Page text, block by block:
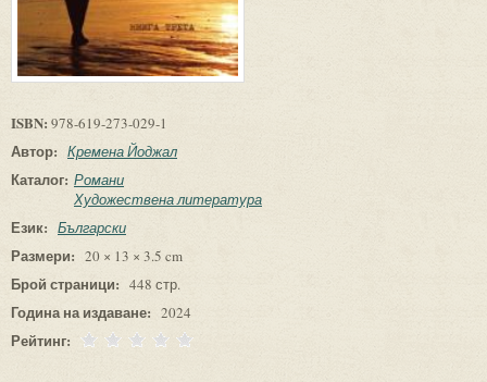
ISBN: 978-619-273-029-1
Автор: Кремена Йоджал
Каталог: Романи
Художествена литература
Език: Български
Размери: 20 × 13 × 3.5 cm
Брой страници: 448 стр.
Година на издаване: 2024
Рейтинг: